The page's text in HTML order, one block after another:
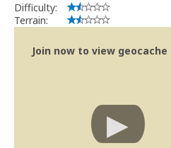
Difficulty:
Terrain:
Join now to view